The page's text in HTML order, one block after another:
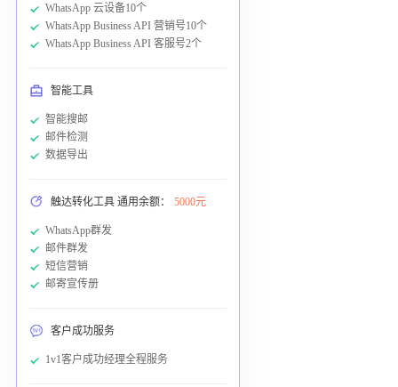
WhatsApp 云设备10个
WhatsApp Business API 营销号10个
WhatsApp Business API 客服号2个
智能工具
智能搜邮
邮件检测
数据导出
触达转化工具 通用余额： 5000元
WhatsApp群发
邮件群发
短信营销
邮寄宣传册
客户成功服务
1v1客户成功经理全程服务